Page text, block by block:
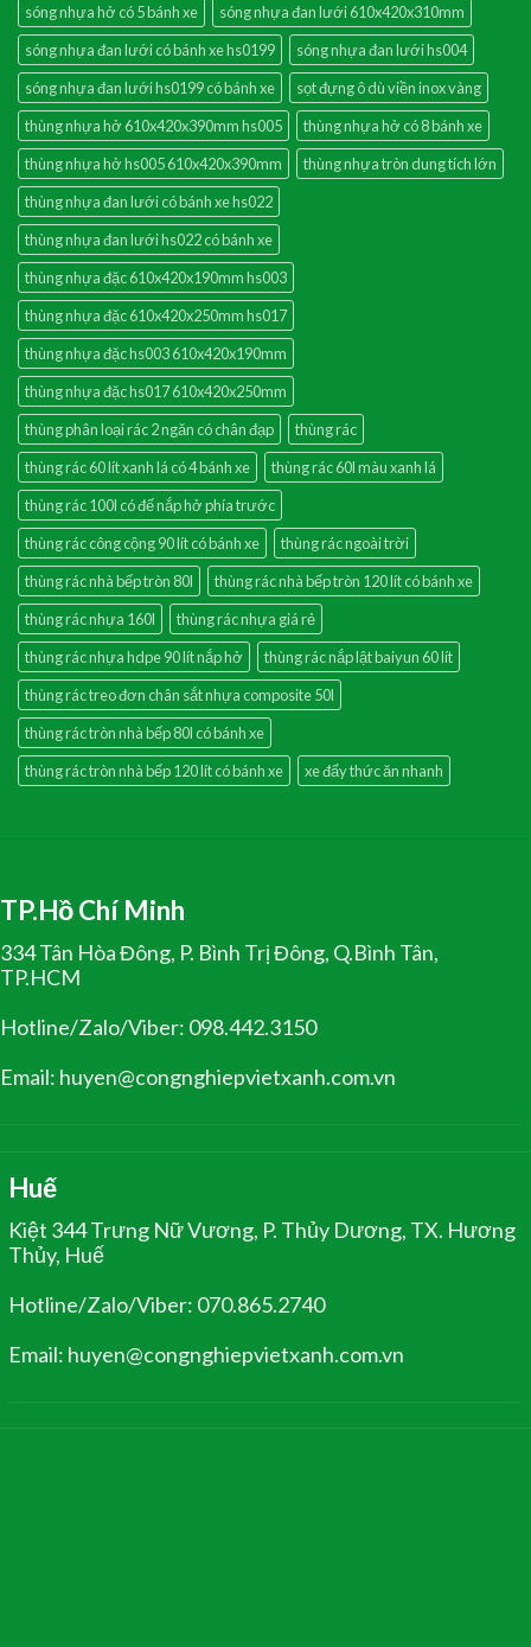
sóng nhựa hở có 5 bánh xe
sóng nhựa đan lưới 610x420x310mm
sóng nhựa đan lưới có bánh xe hs0199
sóng nhựa đan lưới hs004
sóng nhựa đan lưới hs0199 có bánh xe
sọt đựng ô dù viền inox vàng
thùng nhựa hở 610x420x390mm hs005
thùng nhựa hở có 8 bánh xe
thùng nhựa hở hs005 610x420x390mm
thùng nhựa tròn dung tích lớn
thùng nhựa đan lưới có bánh xe hs022
thùng nhựa đan lưới hs022 có bánh xe
thùng nhựa đặc 610x420x190mm hs003
thùng nhựa đặc 610x420x250mm hs017
thùng nhựa đặc hs003 610x420x190mm
thùng nhựa đặc hs017 610x420x250mm
thùng phân loại rác 2 ngăn có chân đạp
thùng rác
thùng rác 60 lít xanh lá có 4 bánh xe
thùng rác 60l màu xanh lá
thùng rác 100l có đế nắp hở phía trước
thùng rác công cộng 90 lít có bánh xe
thùng rác ngoài trời
thùng rác nhà bếp tròn 80l
thùng rác nhà bếp tròn 120 lít có bánh xe
thùng rác nhựa 160l
thùng rác nhựa giá rẻ
thùng rác nhựa hdpe 90 lít nắp hở
thùng rác nắp lật baiyun 60 lít
thùng rác treo đơn chân sắt nhựa composite 50l
thùng rác tròn nhà bếp 80l có bánh xe
thùng rác tròn nhà bếp 120 lít có bánh xe
xe đẩy thức ăn nhanh
TP.Hồ Chí Minh
334 Tân Hòa Đông, P. Bình Trị Đông, Q.Bình Tân,
TP.HCM
Hotline/Zalo/Viber: 098.442.3150
Email: huyen@congnghiepvietxanh.com.vn
Huế
Kiệt 344 Trưng Nữ Vương, P. Thủy Dương, TX. Hương
Thủy, Huế
Hotline/Zalo/Viber: 070.865.2740
Email: huyen@congnghiepvietxanh.com.vn